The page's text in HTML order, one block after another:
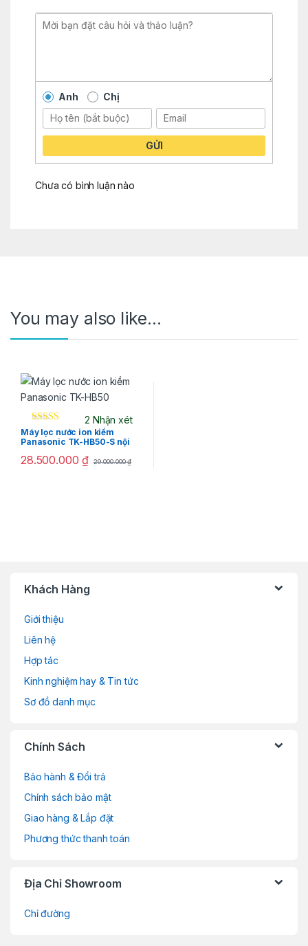
Anh Chị
GỬI
Chưa có bình luận nào
You may also like…
2 Nhận xét
Máy lọc nước ion kiềm
Panasonic TK-HB50-S nội
28.500.000₫ 29.000.000₫
Khách Hàng
Giới thiệu
Liên hệ
Hợp tác
Kinh nghiệm hay & Tin tức
Sơ đồ danh mục
Chính Sách
Bảo hành & Đổi trả
Chính sách bảo mật
Giao hàng & Lắp đặt
Phương thức thanh toán
Địa Chỉ Showroom
Chỉ đường